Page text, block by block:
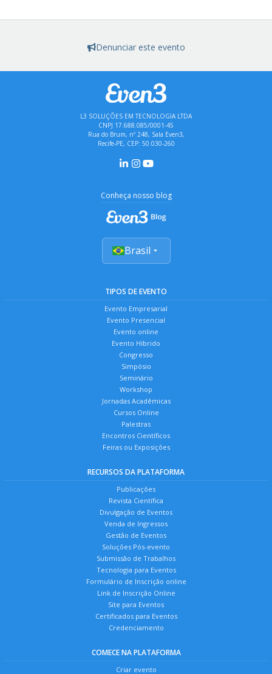
Denunciar este evento
L3 SOLUÇÕES EM TECNOLOGIA LTDA
CNPJ 17.688.085/0001-45
Rua do Brum, nº 248, Sala Even3,
Recife-PE, CEP: 50.030-260
Conheça nosso blog
Brasil
TIPOS DE EVENTO
Evento Empresarial
Evento Presencial
Evento online
Evento Híbrido
Congresso
Simpósio
Seminário
Workshop
Jornadas Acadêmicas
Cursos Online
Palestras
Encontros Científicos
Feiras ou Exposições
RECURSOS DA PLATAFORMA
Publicações
Revista Científica
Divulgação de Eventos
Venda de Ingressos
Gestão de Eventos
Soluções Pós-evento
Submissão de Trabalhos
Tecnologia para Eventos
Formulário de Inscrição online
Link de Inscrição Online
Site para Eventos
Certificados para Eventos
Credenciamento
COMECE NA PLATAFORMA
Criar evento